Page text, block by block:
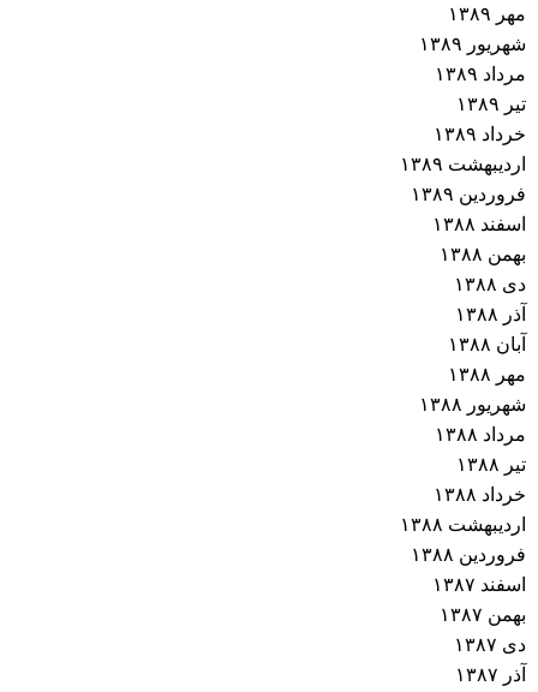
مهر ۱۳۸۹
شهریور ۱۳۸۹
مرداد ۱۳۸۹
تیر ۱۳۸۹
خرداد ۱۳۸۹
اردیبهشت ۱۳۸۹
فروردین ۱۳۸۹
اسفند ۱۳۸۸
بهمن ۱۳۸۸
دی ۱۳۸۸
آذر ۱۳۸۸
آبان ۱۳۸۸
مهر ۱۳۸۸
شهریور ۱۳۸۸
مرداد ۱۳۸۸
تیر ۱۳۸۸
خرداد ۱۳۸۸
اردیبهشت ۱۳۸۸
فروردین ۱۳۸۸
اسفند ۱۳۸۷
بهمن ۱۳۸۷
دی ۱۳۸۷
آذر ۱۳۸۷